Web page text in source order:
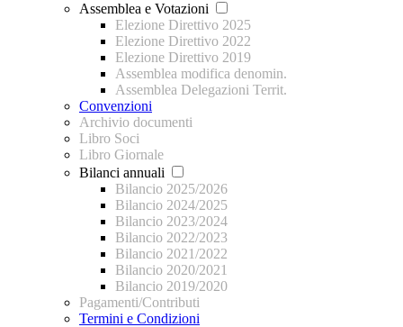
Assemblea e Votazioni
Elezione Direttivo 2025
Elezione Direttivo 2022
Elezione Direttivo 2019
Assemblea modifica denomin.
Assemblea Delegazioni Territ.
Convenzioni
Archivio documenti
Libro Soci
Libro Giornale
Bilanci annuali
Bilancio 2025/2026
Bilancio 2024/2025
Bilancio 2023/2024
Bilancio 2022/2023
Bilancio 2021/2022
Bilancio 2020/2021
Bilancio 2019/2020
Pagamenti/Contributi
Termini e Condizioni